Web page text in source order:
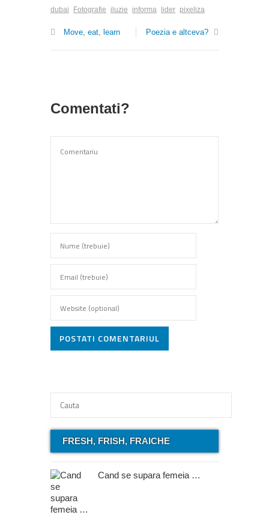
dubai Fotografie iluzie informa lider pixeliza
Move, eat, learn Poezia e altceva?
Comentati?
POSTATI COMENTARIUL
FRESH, FRISH, FRAICHE
Cand se supara femeia …